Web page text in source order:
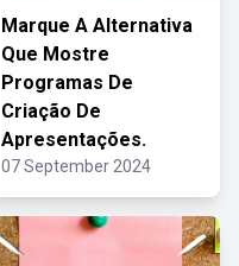
Marque A Alternativa
Que Mostre
Programas De
Criação De
Apresentações.
07 September 2024